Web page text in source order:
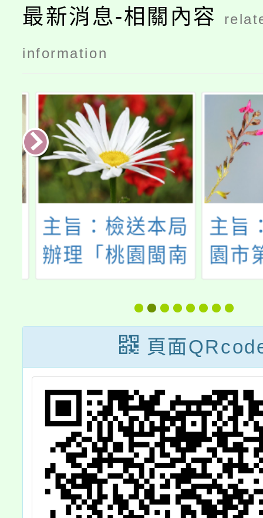
最新消息-相關內容
information
主旨：檢送本局
辦理「桃園閩南
文化創意繪畫大
賽」活動海報及
簡章電子檔各1
份，請協助宣傳
並公告周知，請
查照。
主旨
園市
聖盃
實施
請惠
桃園
本市
踴躍
並請
傳，
頁面